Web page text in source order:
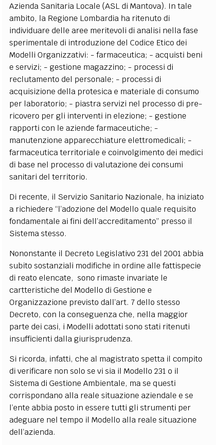
Azienda Sanitaria Locale (ASL di Mantova). In tale
ambito, la Regione Lombardia ha ritenuto di
individuare delle aree meritevoli di analisi nella fase
sperimentale di introduzione del Codice Etico dei
Modelli Organizzativi: - farmaceutica; - acquisti beni
e servizi; - gestione magazzino; - processi di
reclutamento del personale; - processi di
acquisizione della protesica e materiale di consumo
per laboratorio; - piastra servizi nel processo di pre-
ricovero per gli interventi in elezione; - gestione
rapporti con le aziende farmaceutiche; -
manutenzione apparecchiature elettromedicali; -
farmaceutica territoriale e coinvolgimento dei medici
di base nel processo di valutazione dei consumi
sanitari del territorio.
Di recente, il Servizio Sanitario Nazionale, ha iniziato
a richiedere “l’adozione del Modello quale requisito
fondamentale ai fini dell’accreditamento” presso il
Sistema stesso.
Nononstante il Decreto Legislativo 231 del 2001 abbia
subito sostanziali modifiche in ordine alle fattispecie
di reato elencate, sono rimaste invariate le
cartteristiche del Modello di Gestione e
Organizzazione previsto dall’art. 7 dello stesso
Decreto, con la conseguenza che, nella maggior
parte dei casi, i Modelli adottati sono stati ritenuti
insufficienti dalla giurisprudenza.
Si ricorda, infatti, che al magistrato spetta il compito
di verificare non solo se vi sia il Modello 231 o il
Sistema di Gestione Ambientale, ma se questi
corrispondano alla reale situazione aziendale e se
l’ente abbia posto in essere tutti gli strumenti per
adeguare nel tempo il Modello alla reale situazione
dell’azienda.